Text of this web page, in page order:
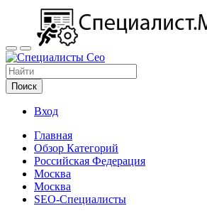
Поиск
Вход
Главная
Обзор Категорий
Российская Федерация
Москва
Москва
SEO-Специалисты